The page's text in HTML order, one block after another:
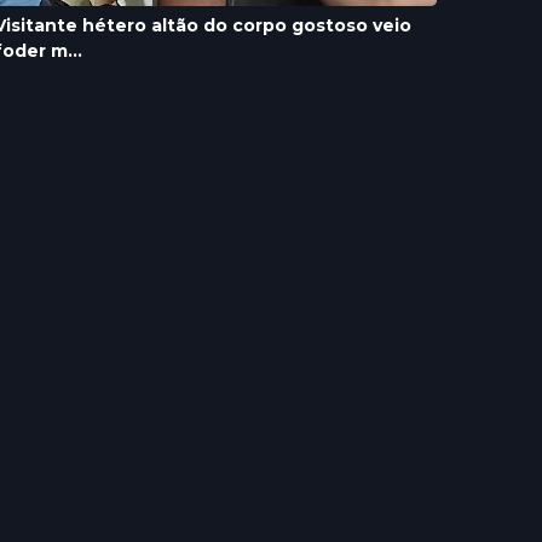
hétero altão do corpo gostoso veio
m...